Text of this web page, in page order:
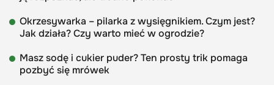
Okrzesywarka – pilarka z wysięgnikiem. Czym jest?
Jak działa? Czy warto mieć w ogrodzie?
Masz sodę i cukier puder? Ten prosty trik pomaga
pozbyć się mrówek